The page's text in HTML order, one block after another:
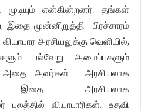
என்கின்றனர். தங்கள்
இதை முன்னிறுத்தி பிரச்சாரம்
அரசியலுக்கு வெளியில்,
பல்வேறு அமைப்புகளும்
அதை அவர்கள் அரசியலாக
இதை அரசியலாக
புலத்தில் வியாபாரிகள். உதவி